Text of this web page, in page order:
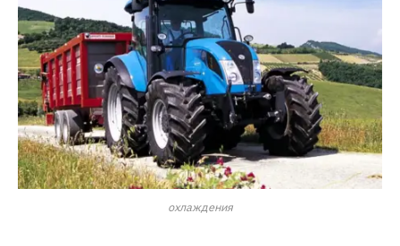
охлаждения